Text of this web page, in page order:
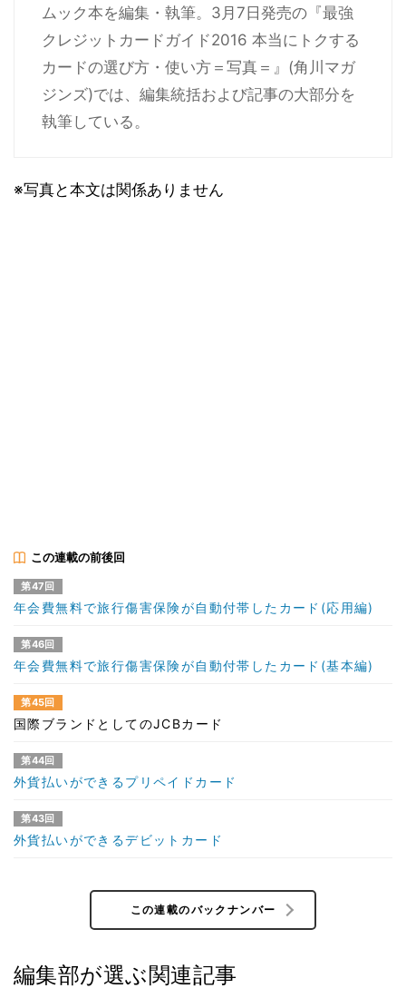
ムック本を編集・執筆。3月7日発売の『最強
クレジットカードガイド2016 本当にトクする
カードの選び方・使い方＝写真＝』(角川マガ
ジンズ)では、編集統括および記事の大部分を
執筆している。
※写真と本文は関係ありません
この連載の前後回
第47回
年会費無料で旅行傷害保険が自動付帯したカード(応用編)
第46回
年会費無料で旅行傷害保険が自動付帯したカード(基本編)
第45回
国際ブランドとしてのJCBカード
第44回
外貨払いができるプリペイドカード
第43回
外貨払いができるデビットカード
この連載のバックナンバー
編集部が選ぶ関連記事